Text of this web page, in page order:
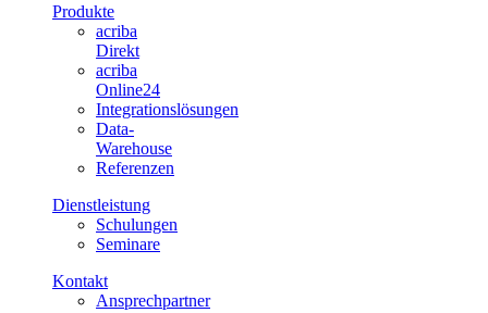
Produkte
acriba
Direkt
acriba
Online24
Integrationslösungen
Data-
Warehouse
Referenzen
Dienstleistung
Schulungen
Seminare
Kontakt
Ansprechpartner